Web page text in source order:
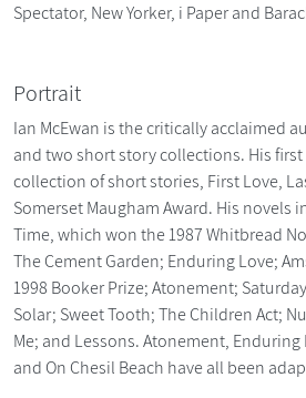
Spectator, New Yorker, i Paper and
Portrait
Ian McEwan is the critically acclaimed
and two short story collections. His
collection of short stories, First Love,
Somerset Maugham Award. His novels
Time, which won the 1987 Whitbread
The Cement Garden; Enduring Love;
1998 Booker Prize; Atonement;
Solar; Sweet Tooth; The Children Act;
Me; and Lessons. Atonement, Enduring
and On Chesil Beach have all been